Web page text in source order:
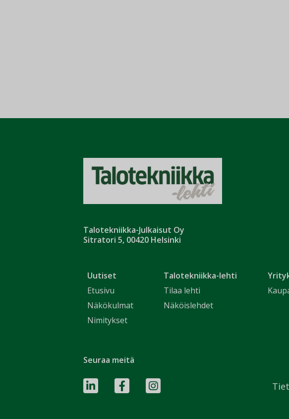
Talotekniikka-Julkaisut Oy
Sitratori 5, 00420 Helsinki
Uutiset
Etusivu
Näkökulmat
Nimitykset
Talotekniikka-lehti
Tilaa lehti
Näköislehdet
Seuraa meitä